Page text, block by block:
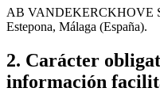
AB VANDEKERCKHOVE
Estepona, Málaga (España).
2. Carácter
información